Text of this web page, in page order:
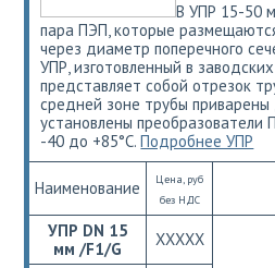
В УПР 15-50
пара ПЭП, которые
через диаметр поперечного
УПР, изготовленный в
представляет собой отрезок
средней зоне трубы
установлены преобразователи
-40 до +85°С.Подробнее УПР
Наименование
Цена, руб
без НДС
УПР DN 15
мм /F1/G
ХХХХХ